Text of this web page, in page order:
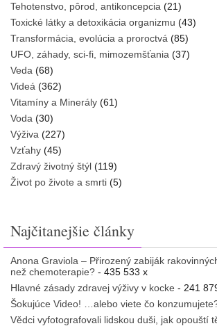
Tehotenstvo, pôrod, antikoncepcia (21)
Toxické látky a detoxikácia organizmu (43)
Transformácia, evolúcia a proroctvá (85)
UFO, záhady, sci-fi, mimozemšťania (37)
Veda (68)
Videá (362)
Vitamíny a Minerály (61)
Voda (30)
Výživa (227)
Vzťahy (45)
Zdravý životný štýl (119)
Život po živote a smrti (5)
Najčitanejšie články
Anona Graviola – Přirozený zabiják
než chemoterapie? - 435 533 x
Hlavné zásady zdravej výživy v kocke - 241
Šokujúce Video! …alebo viete čo
Vědci vyfotografovali lidskou duši, jak opouští